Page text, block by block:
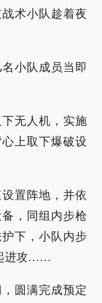
术小队趁着夜
小队成员当即
无人机，实施
上取下爆破设
置阵地，并依
，同组内步枪
下，小队内步
进攻……
圆满完成预定